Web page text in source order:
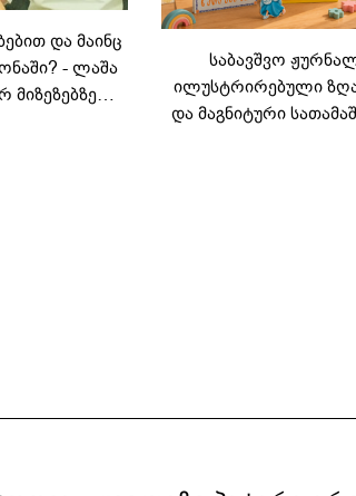
და მაინც
- ლაშა
მიზეზებზე
საბავშვო
ილუსტრირებული
და მაგნიტური